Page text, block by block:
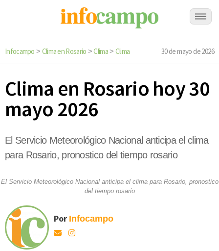
Infocampo > Clima en Rosario >Clima> Clima 30 de mayo de 2026
Clima en Rosario hoy 30
mayo 2026
El Servicio Meteorológico Nacional anticipa el clima
para Rosario, pronostico del tiempo rosario
El Servicio Meteorológico Nacional anticipa el clima para Rosario, pronostico
del tiempo rosario
Por Infocampo